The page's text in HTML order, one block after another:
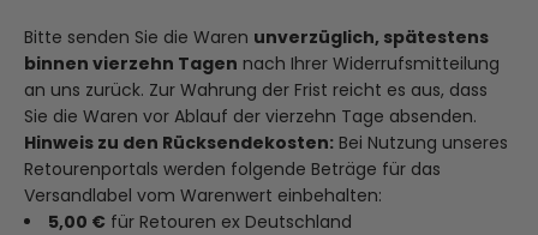
Bitte senden Sie die Waren unverzüglich, spätestens
binnen vierzehn Tagen nach Ihrer Widerrufsmitteilung
an uns zurück. Zur Wahrung der Frist reicht es aus, dass
Sie die Waren vor Ablauf der vierzehn Tage absenden.
Hinweis zu den Rücksendekosten: Bei Nutzung unseres
Retourenportals werden folgende Beträge für das
Versandlabel vom Warenwert einbehalten:
5,00 € für Retouren ex Deutschland